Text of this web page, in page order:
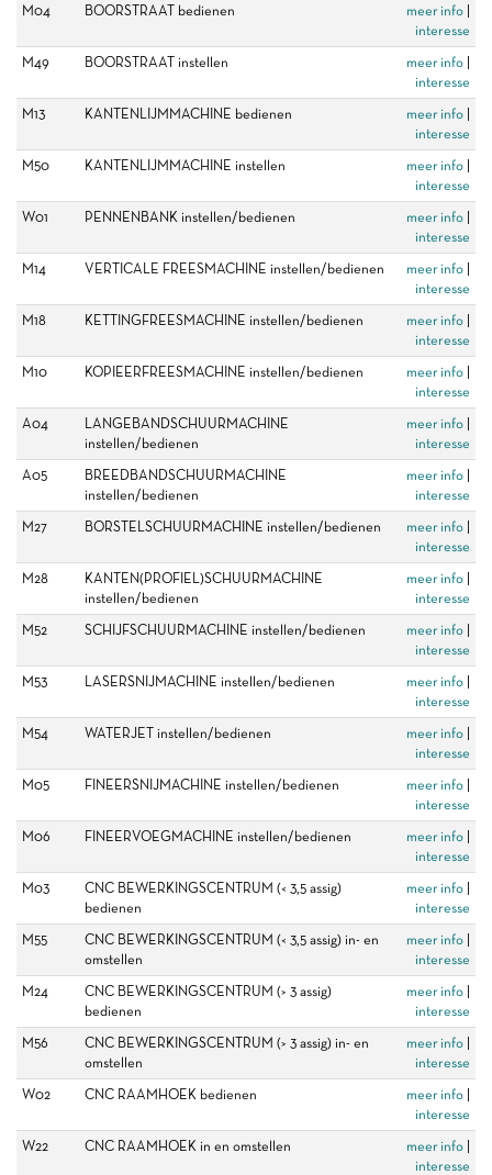
M04 BOORSTRAAT bedienen meer info
interesse
M49
BOORSTRAAT instellen meer info
interesse
M13
KANTENLIJMMACHINE bedienen meer info
interesse
M50
KANTENLIJMMACHINE instellen meer info
interesse
W01
PENNENBANK instellen/bedienen meer info
interesse
M14
VERTICALE FREESMACHINE instellen/bedienen meer info
interesse
M18
KETTINGFREESMACHINE instellen/bedienen meer info
interesse
M10
KOPIEERFREESMACHINE instellen/bedienen meer info
interesse
A04
LANGEBANDSCHUURMACHINE
instellen/bedienen
meer info
interesse
A05
BREEDBANDSCHUURMACHINE
instellen/bedienen
meer info
interesse
M27
BORSTELSCHUURMACHINE instellen/bedienen meer info
interesse
M28
KANTEN(PROFIEL)SCHUURMACHINE
instellen/bedienen
meer info
interesse
M52
SCHIJFSCHUURMACHINE instellen/bedienen meer info
interesse
M53
LASERSNIJMACHINE instellen/bedienen meer info
interesse
M54
WATERJET instellen/bedienen meer info
interesse
M05
FINEERSNIJMACHINE instellen/bedienen meer info
interesse
M06
FINEERVOEGMACHINE instellen/bedienen meer info
interesse
M03
CNC BEWERKINGSCENTRUM (< 3,5 assig)
bedienen
meer info
interesse
M55
CNC BEWERKINGSCENTRUM (< 3,5 assig) in- en
omstellen
meer info
interesse
M24
CNC BEWERKINGSCENTRUM (> 3 assig)
bedienen
meer info
interesse
M56
CNC BEWERKINGSCENTRUM (> 3 assig) in- en
omstellen
meer info
interesse
W02
CNC RAAMHOEK bedienen meer info
interesse
W22
CNC RAAMHOEK in en omstellen meer info
interesse